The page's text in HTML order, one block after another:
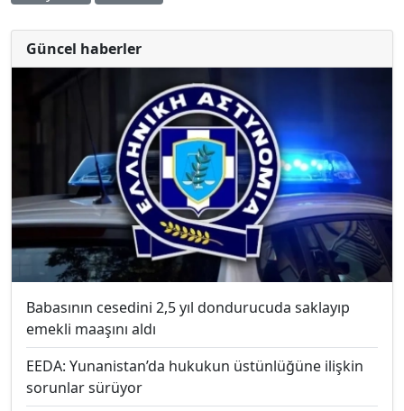
Güncel haberler
Babasının cesedini 2,5 yıl dondurucuda saklayıp
emekli maaşını aldı
EEDA: Yunanistan’da hukukun üstünlüğüne ilişkin
sorunlar sürüyor